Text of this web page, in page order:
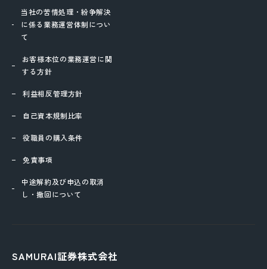
当社の苦情処理・紛争解決
に係る業務運営体制につい
て
お客様本位の業務運営に関
する方針
利益相反管理方針
自己資本規制比率
役職員の購入条件
免責事項
中途解約及び申込の取消
し・撤回について
SAMURAI証券株式会社